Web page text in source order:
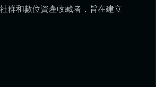
群和數位資產收藏者，旨在建立